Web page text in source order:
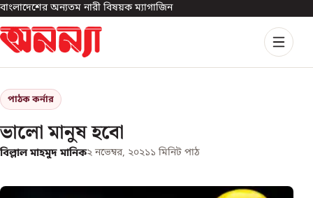
বাংলাদেশের অন্যতম নারী বিষয়ক ম্যাগাজিন
পাঠক কর্নার
ভালো মানুষ হবো
বিল্লাল মাহমুদ মানিক২ নভেম্বর, ২০২১১ মিনিট পাঠ